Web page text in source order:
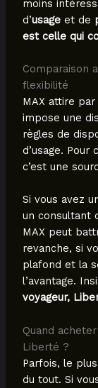
moins
d’usageet de
est celle qui
Comparaison
flexibilité
MAX attire
impose une
règles de
d’usage. Pour
c’est une
Si vous avez
un consultant
MAX peut
revanche, si
plafond et la
l’avantage.
voyageur,
Quand
Liberté ?
Parfois, le
du tout. Si